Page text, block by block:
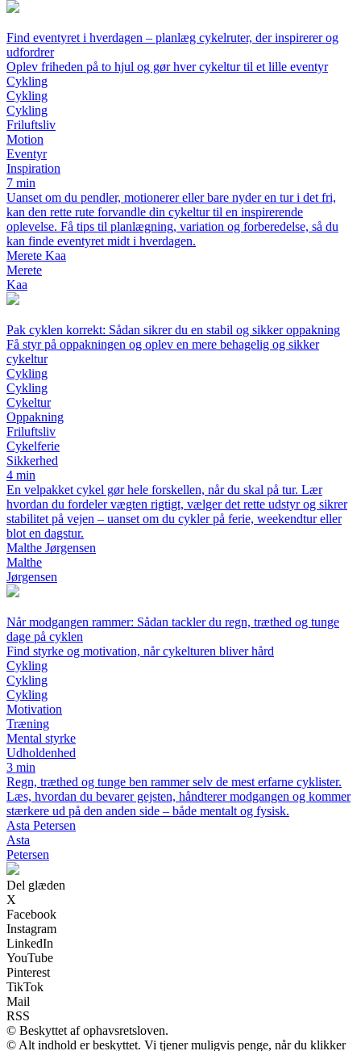
Find eventyret i hverdagen – planlæg cykelruter, der inspirerer og
udfordrer
Oplev friheden på to hjul og gør hver cykeltur til et lille eventyr
Cykling
Cykling
Cykling
Friluftsliv
Motion
Eventyr
Inspiration
7 min
Uanset om du pendler, motionerer eller bare nyder en tur i det fri,
kan den rette rute forvandle din cykeltur til en inspirerende
oplevelse. Få tips til planlægning, variation og forberedelse, så du
kan finde eventyret midt i hverdagen.
Merete Kaa
Merete
Kaa
Pak cyklen korrekt: Sådan sikrer du en stabil og sikker oppakning
Få styr på oppakningen og oplev en mere behagelig og sikker
cykeltur
Cykling
Cykling
Cykeltur
Oppakning
Friluftsliv
Cykelferie
Sikkerhed
4 min
En velpakket cykel gør hele forskellen, når du skal på tur. Lær
hvordan du fordeler vægten rigtigt, vælger det rette udstyr og sikrer
stabilitet på vejen – uanset om du cykler på ferie, weekendtur eller
blot en dagstur.
Malthe Jørgensen
Malthe
Jørgensen
Når modgangen rammer: Sådan tackler du regn, træthed og tunge
dage på cyklen
Find styrke og motivation, når cykelturen bliver hård
Cykling
Cykling
Cykling
Motivation
Træning
Mental styrke
Udholdenhed
3 min
Regn, træthed og tunge ben rammer selv de mest erfarne cyklister.
Læs, hvordan du bevarer gejsten, håndterer modgangen og kommer
stærkere ud på den anden side – både mentalt og fysisk.
Asta Petersen
Asta
Petersen
Del glæden
X
Facebook
Instagram
LinkedIn
YouTube
Pinterest
TikTok
Mail
RSS
© Beskyttet af ophavsretsloven.
© Alt indhold er beskyttet. Vi tjener muligvis penge, når du klikker